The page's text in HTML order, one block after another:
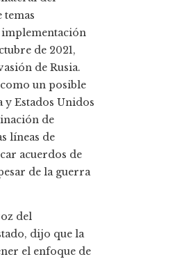
temas
de 2021,
de Rusia.
un posible
y Estados Unidos
de
líneas de
acuerdos de
de la guerra
del
dijo que la
el enfoque de